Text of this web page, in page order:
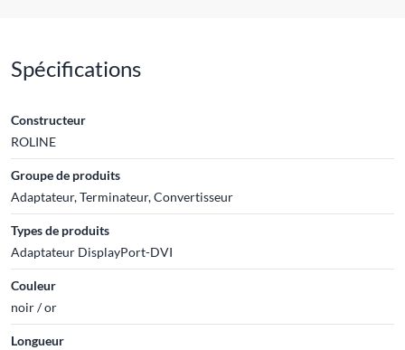
Spécifications
Constructeur
ROLINE
Groupe de produits
Adaptateur, Terminateur, Convertisseur
Types de produits
Adaptateur DisplayPort-DVI
Couleur
noir / or
Longueur